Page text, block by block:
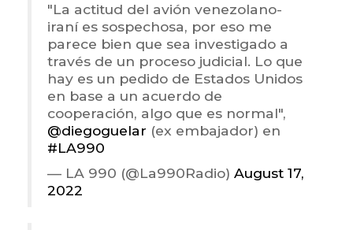
"La actitud del avión venezolano-
iraní es sospechosa, por eso me
parece bien que sea investigado a
través de un proceso judicial. Lo que
hay es un pedido de Estados Unidos
en base a un acuerdo de
cooperación, algo que es normal",
@diegoguelar (ex embajador) en
#LA990
— LA 990 (@La990Radio) August 17,
2022